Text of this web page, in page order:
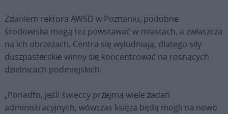
Zdaniem rektora AWSD w Poznaniu, podobne
środowiska mogą też powstawać w miastach, a zwłaszcza
na ich obrzeżach. Centra się wyludniają, dlatego siły
duszpasterskie winny się koncentrować na rosnących
dzielnicach podmiejskich.
„Ponadto, jeśli świeccy przejmą wiele zadań
administracyjnych, wówczas księża będą mogli na nowo